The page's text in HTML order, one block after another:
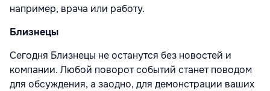
например, врача или работу.
Близнецы
Сегодня Близнецы не останутся без новостей и
компании. Любой поворот событий станет поводом
для обсуждения, а заодно, для демонстрации ваших